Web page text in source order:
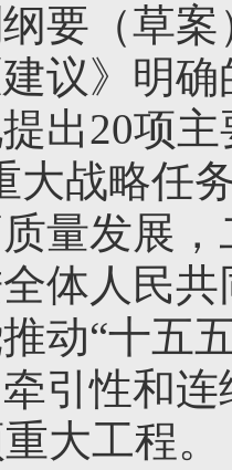
要（草
议》明
出20项
大战略任
量发展
体人民
动“十五
引性和
大工程。